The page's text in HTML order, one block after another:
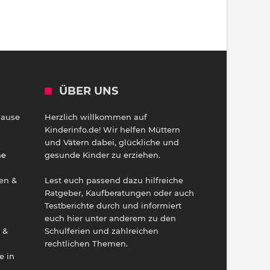
&
&
in
ÜBER UNS
Herzlich willkommen auf
Kinderinfo.de! Wir helfen Müttern
und Vätern dabei, glückliche und
gesunde Kinder zu erziehen.
Lest euch passend dazu hilfreiche
Ratgeber, Kaufberatungen oder auch
Testberichte durch und informiert
euch hier unter anderem zu den
Schulferien und zahlreichen
rechtlichen Themen.